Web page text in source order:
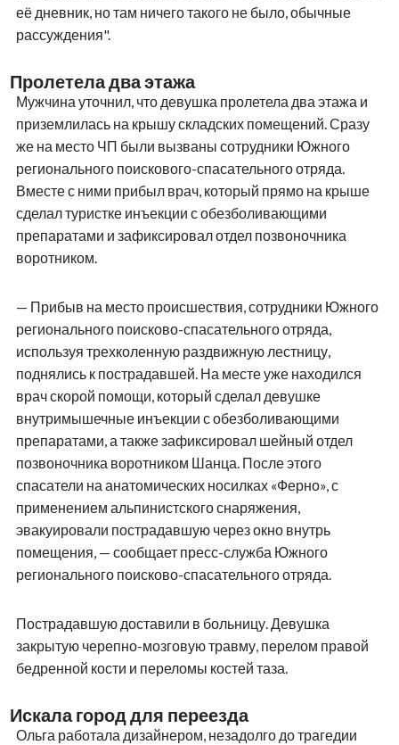
её дневник, но там ничего такого не было, обычные
рассуждения".
Пролетела два этажа
Мужчина уточнил, что девушка пролетела два этажа и
приземлилась на крышу складских помещений. Сразу
же на место ЧП были вызваны сотрудники Южного
регионального поискового-спасательного отряда.
Вместе с ними прибыл врач, который прямо на крыше
сделал туристке инъекции с обезболивающими
препаратами и зафиксировал отдел позвоночника
воротником.
— Прибыв на место происшествия, сотрудники Южного
регионального поисково-спасательного отряда,
используя трехколенную раздвижную лестницу,
поднялись к пострадавшей. На месте уже находился
врач скорой помощи, который сделал девушке
внутримышечные инъекции с обезболивающими
препаратами, а также зафиксировал шейный отдел
позвоночника воротником Шанца. После этого
спасатели на анатомических носилках «Ферно», с
применением альпинистского снаряжения,
эвакуировали пострадавшую через окно внутрь
помещения, — сообщает пресс-служба Южного
регионального поисково-спасательного отряда.
Пострадавшую доставили в больницу. Девушка
закрытую черепно-мозговую травму, перелом правой
бедренной кости и переломы костей таза.
Искала город для переезда
Ольга работала дизайнером, незадолго до трагедии